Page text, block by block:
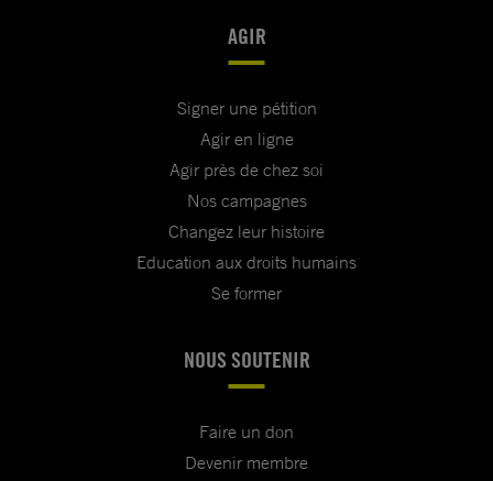
AGIR
Signer une pétition
Agir en ligne
Agir près de chez soi
Nos campagnes
Changez leur histoire
Education aux droits humains
Se former
NOUS SOUTENIR
Faire un don
Devenir membre